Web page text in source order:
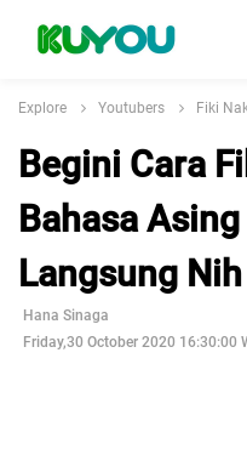
Explore Youtubers Fiki
Begini Cara
Bahasa
Langsung Nih
Hana Sinaga
Friday,30 October 2020 16:30:00